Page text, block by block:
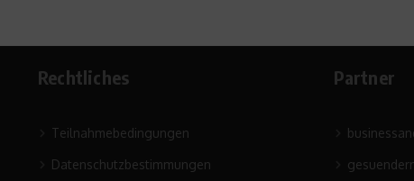
Rechtliches
Teilnahmebedingungen
Datenschutzbestimmungen
Partner